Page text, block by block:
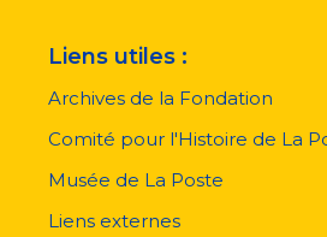
Liens utiles :
Archives de la Fondation
Comité pour l'Histoire de La
Musée de La Poste
Liens externes